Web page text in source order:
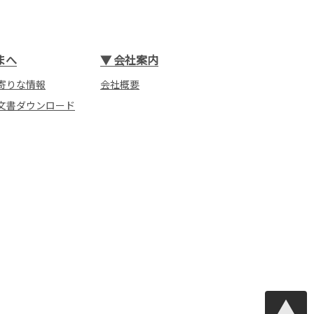
へ
りな情報
書ダウンロード
▼会社案内
会社概要